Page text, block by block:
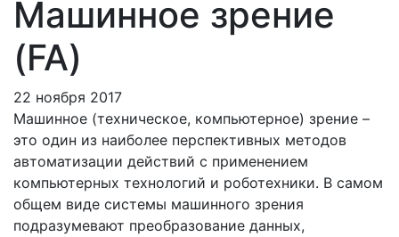
Машинное зрение
(FA)
22 ноября 2017
Машинное (техническое, компьютерное) зрение –
это один из наиболее перспективных методов
автоматизации действий с применением
компьютерных технологий и роботехники. В самом
общем виде системы машинного зрения
подразумевают преобразование данных,